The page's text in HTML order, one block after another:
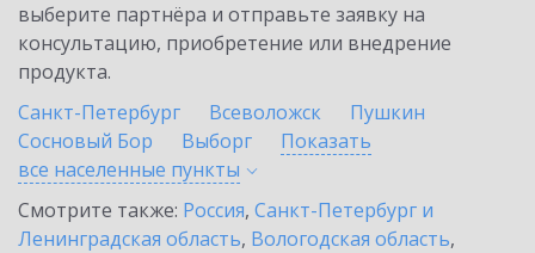
выберите партнёра и отправьте заявку на
консультацию, приобретение или внедрение
продукта.
Санкт-Петербург
Всеволожск
Пушкин
Сосновый Бор
Выборг
Показать
все населенные пункты
Смотрите также: Россия, Санкт-Петербург и
Ленинградская область, Вологодская область,